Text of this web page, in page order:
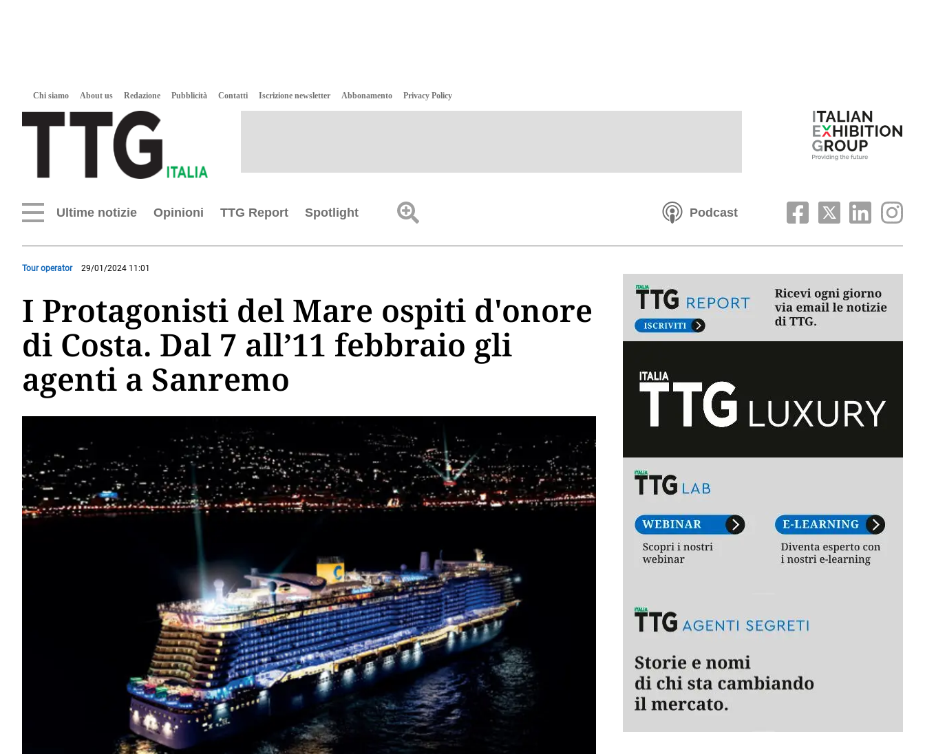
Chi siamo About us Redazione Pubblicità Contatti Iscrizione newsletter Abbonamento Privacy Policy
Ultime notizie Opinioni TTG Report Spotlight Podcast
Tour operator 29/01/2024 11:01
I Protagonisti del Mare ospiti d'onore
di Costa. Dal 7 all’11 febbraio gli
agenti a Sanremo